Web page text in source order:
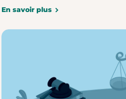
En savoir plus